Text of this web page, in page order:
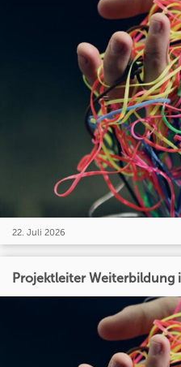
22. Juli 2026
Projektleiter Weiterbildung